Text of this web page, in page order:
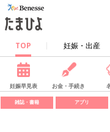
TOP 妊娠・出産
妊娠早見表 お金・手続き
雑誌・書籍 アプリ